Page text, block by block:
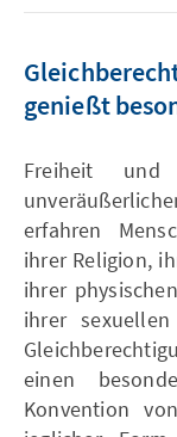
genießt
Freiheit
erfahren
ihrer Religion,
ihrer
ihrer
einen
Konvention